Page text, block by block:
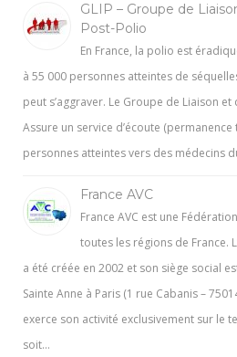
GLIP – Groupe de
Post-Polio
En France, la polio est
à 55 000 personnes atteintes de
peut s’aggraver. Le Groupe de Liaison
Assure un service d’écoute
personnes atteintes vers des médecins
France AVC
France AVC est une
toutes les régions de France.
a été créée en 2002 et son siège social
Sainte Anne à Paris (1 rue Cabanis –
exerce son activité exclusivement sur le
soit…